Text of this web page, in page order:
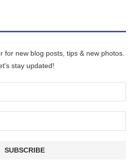
for new blog posts, tips & new photos.
stay updated!